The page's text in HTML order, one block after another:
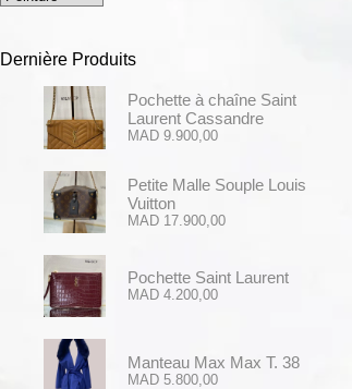
Dernière Produits
Pochette à chaîne Saint
Laurent Cassandre
MAD 9.900,00
Petite Malle Souple Louis
Vuitton
MAD 17.900,00
Pochette Saint Laurent
MAD 4.200,00
Manteau Max Max T. 38
MAD 5.800,00